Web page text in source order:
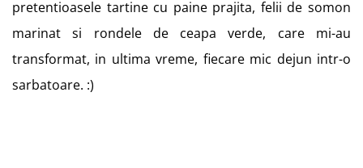
pretentioasele tartine cu paine prajita, felii de somon
marinat si rondele de ceapa verde, care mi-au
transformat, in ultima vreme, fiecare mic dejun intr-o
sarbatoare. :)